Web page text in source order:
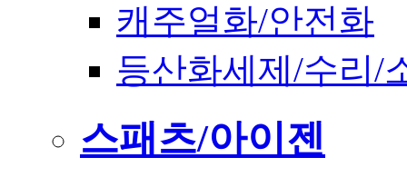
캐주얼화/안전화
등산화세제/수리/
스패츠/아이젠